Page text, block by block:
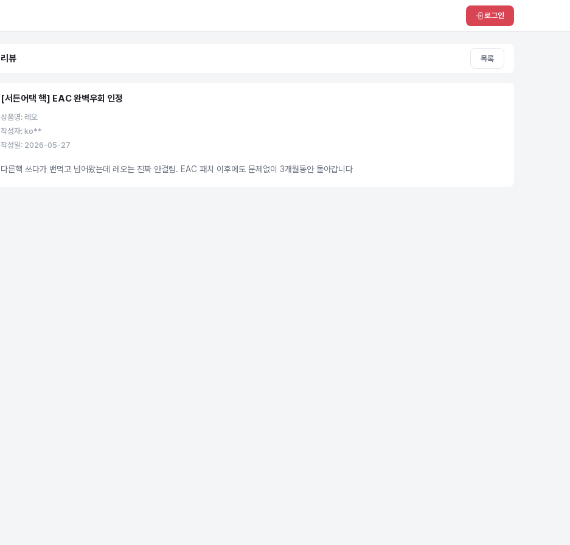
로그인
리뷰 목록
[서든어택 핵] EAC 완벽우회 인정
상품명: 레오
작성자: ko**
작성일: 2026-05-27
다른핵 쓰다가 밴먹고 넘어왔는데 레오는 진짜 안걸림. EAC 패치 이후에도 문제없이 3개월동안 돌아갑니다